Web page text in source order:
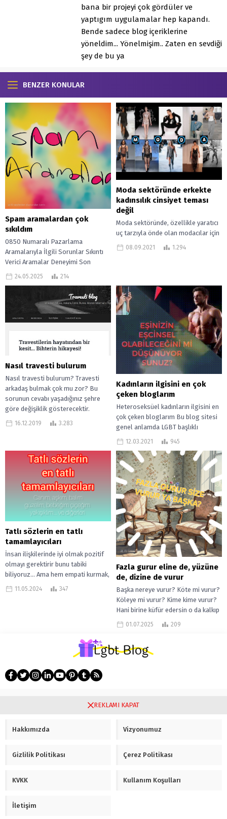
bana bir projeyi çok gördüler ve
yaptıgım uygulamalar hep kapandı.
Bende sadece blog içeriklerine
yöneldim... Yönelmişim.. Zaten en sevdiği
şey de bu ya
BENZER KONULAR
Spam aramalardan çok
sıkıldım
0850 Numaralı Pazarlama
Aramalarıyla İlgili Sorunlar Sıkıntı
Verici Aramalar Deneyimi Son
zamanlarda 0850’li numaralardan
gelen pazarlama aramalarıyla
resmen çıldırıyorum, bitmek...
24.05.2025 214
Moda sektöründe erkekte
kadınsılık cinsiyet teması
değil
Moda sektöründe, özellikle yaratıcı
uç tarzıyla önde olan modacılar için
cinsiyet akışkan bir olgu… Sınır değil!
Solda gördüğünüz Kahverengi Off-
08.09.2021 1.294
Nasıl travesti bulurum
Nasıl travesti bulurum? Travesti
arkadaş bulmak çok mu zor? Bu
sorunun cevabı yaşadığınız şehre
göre değişiklik gösterecektir.
Travesti arkadaş bulmak...
16.12.2019 3.283
Kadınların ilgisini en çok
çeken bloglarım
Heteroseksüel kadınların ilgisini en
çok çeken bloglarım Bu blog sitesi
genel anlamda LGBT başlıklı
konuları barındırıyor. Ancak bir çok
12.03.2021 945
Tatlı sözlerin en tatlı
tamamlayıcıları
İnsan ilişkilerinde iyi olmak pozitif
olmayı gerektirir bunu tabiki
biliyoruz… Ama hem empati kurmak,
hem sevgiliye hitap etmek için bu...
11.05.2024 347
Fazla gurur eline de, yüzüne
de, dizine de vurur
Başka nereye vurur? Köte mi vurur?
Köleye mi vurur? Kime kime vurur?
Hani birine küfür edersin o da kalkıp
sana...
01.07.2025 209
Hakkımızda Vizyonumuz
Gizlilik Politikası Çerez Politikası
KVKK Kullanım Koşulları
İletişim
REKLAMI KAPAT